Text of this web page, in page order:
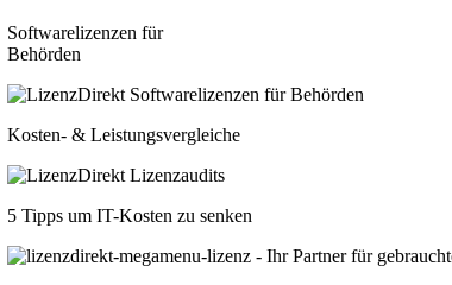
Softwarelizenzen für
Behörden
Kosten- & Leistungsvergleiche
5 Tipps um IT-Kosten zu senken